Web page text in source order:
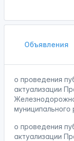
Объявления
о проведения
актуализации
муниципального
о проведения
актуализации